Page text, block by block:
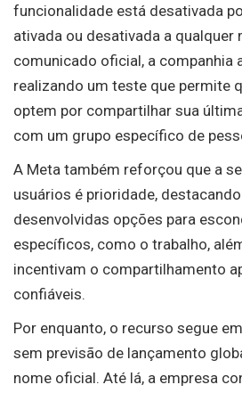
funcionalidade está desativada
ativada ou desativada a qualquer
comunicado oficial, a companhia
realizando um teste que permite
optem por compartilhar sua
com um grupo específico de
A Meta também reforçou que a
usuários é prioridade,
desenvolvidas opções para
específicos, como o trabalho,
incentivam o compartilhamento
confiáveis.
Por enquanto, o recurso segue
sem previsão de lançamento
nome oficial. Até lá, a empresa